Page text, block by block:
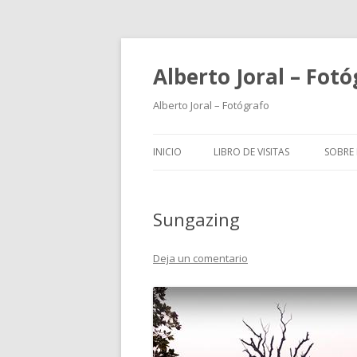
Alberto Joral –
Alberto Joral – Fotógrafo
INICIO LIBRO DE VISITAS SOBRE
Sungazing
Deja un comentario